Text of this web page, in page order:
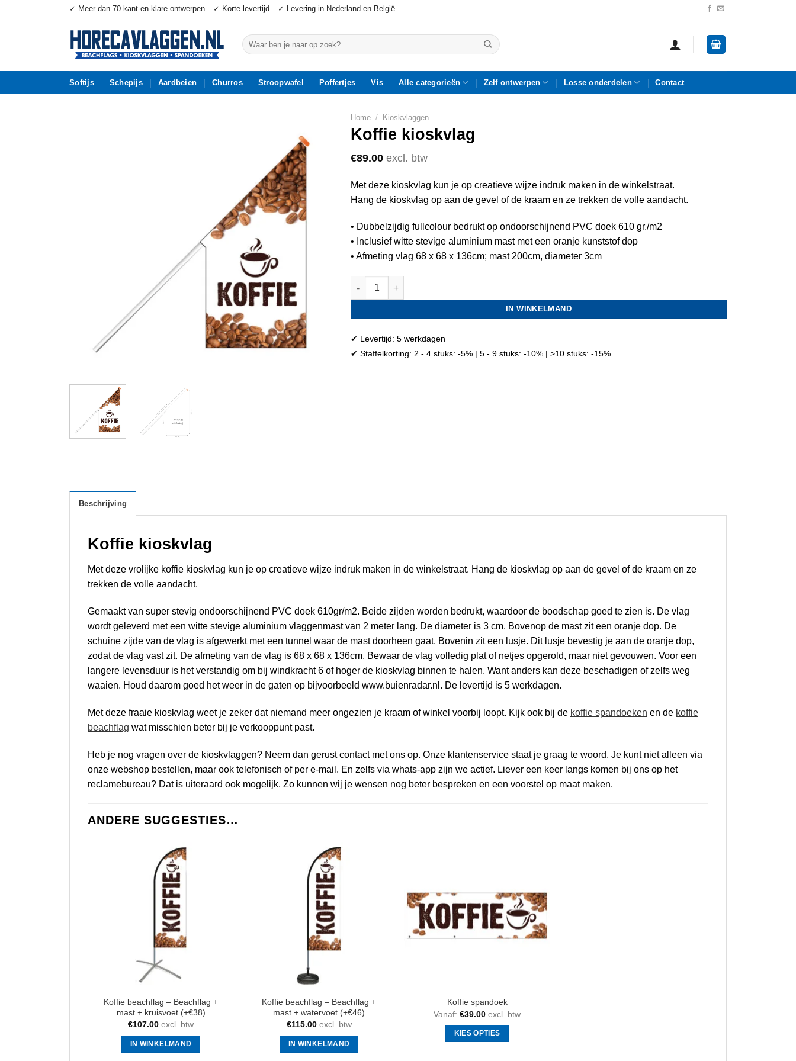
✓ Meer dan 70 kant-en-klare ontwerpen ✓ Korte levertijd ✓ Levering in Nederland en België
Zoeken
naar:
Softijs Schepijs Aardbeien Churros Stroopwafel Poffertjes Vis Alle categorieën Zelf ontwerpen Losse onderdelen Contact
Home / Kioskvlaggen
Koffie kioskvlag
€89.00 excl. btw
Met deze kioskvlag kun je op creatieve wijze indruk maken in de winkelstraat.
Hang de kioskvlag op aan de gevel of de kraam en ze trekken de volle aandacht.
• Dubbelzijdig fullcolour bedrukt op ondoorschijnend PVC doek 610 gr./m2
• Inclusief witte stevige aluminium mast met een oranje kunststof dop
• Afmeting vlag 68 x 68 x 136cm; mast 200cm, diameter 3cm
Koffie kioskvlag aantal
IN WINKELMAND
✔ Levertijd: 5 werkdagen
✔ Staffelkorting: 2 - 4 stuks: -5% | 5 - 9 stuks: -10% | >10 stuks: -15%
Beschrijving
Koffie kioskvlag
Met deze vrolijke koffie kioskvlag kun je op creatieve wijze indruk maken in de winkelstraat. Hang de kioskvlag op aan de gevel of de kraam en ze
trekken de volle aandacht.
Gemaakt van super stevig ondoorschijnend PVC doek 610gr/m2. Beide zijden worden bedrukt, waardoor de boodschap goed te zien is. De vlag
wordt geleverd met een witte stevige aluminium vlaggenmast van 2 meter lang. De diameter is 3 cm. Bovenop de mast zit een oranje dop. De
schuine zijde van de vlag is afgewerkt met een tunnel waar de mast doorheen gaat. Bovenin zit een lusje. Dit lusje bevestig je aan de oranje dop,
zodat de vlag vast zit. De afmeting van de vlag is 68 x 68 x 136cm. Bewaar de vlag volledig plat of netjes opgerold, maar niet gevouwen. Voor een
langere levensduur is het verstandig om bij windkracht 6 of hoger de kioskvlag binnen te halen. Want anders kan deze beschadigen of zelfs weg
waaien. Houd daarom goed het weer in de gaten op bijvoorbeeld www.buienradar.nl. De levertijd is 5 werkdagen.
Met deze fraaie kioskvlag weet je zeker dat niemand meer ongezien je kraam of winkel voorbij loopt. Kijk ook bij de koffie spandoeken en de koffie
beachflag wat misschien beter bij je verkooppunt past.
Heb je nog vragen over de kioskvlaggen? Neem dan gerustcontactmet ons op. Onze klantenservice staat je graag te woord. Je kunt niet alleen via
onze webshop bestellen, maar ook telefonisch of per e-mail. En zelfs via whats-app zijn we actief. Liever een keer langs komen bij ons op het
reclamebureau? Dat is uiteraard ook mogelijk. Zo kunnen wij je wensen nog beter bespreken en een voorstel op maat maken.
ANDERE SUGGESTIES…
Koffie beachflag – Beachflag +
mast + kruisvoet (+€38)
€107.00 excl. btw
IN WINKELMAND
Koffie beachflag – Beachflag +
mast + watervoet (+€46)
€115.00excl. btw
IN WINKELMAND
Koffie spandoek
Vanaf: €39.00 excl. btw
KIES OPTIES